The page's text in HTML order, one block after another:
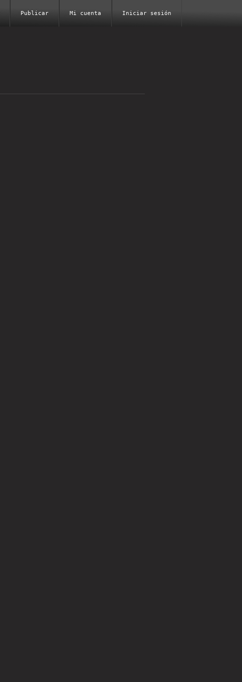
Publicar Mi cuenta Iniciar sesión